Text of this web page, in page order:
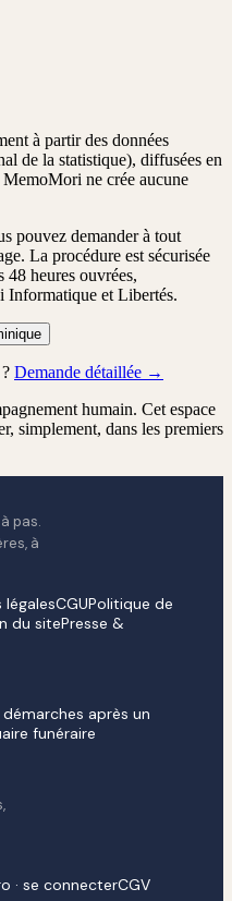
à partir des données
de la statistique), diffusées en
ne crée aucune
pouvez demander à tout
La procédure est sécurisée
48 heures ouvrées,
Informatique et Libertés.
Demande détaillée →
humain. Cet espace
simplement, dans les premiers
pas.
à
légalesCGUPolitique de
du sitePresse &
démarches après un
funéraire
· se connecterCGV